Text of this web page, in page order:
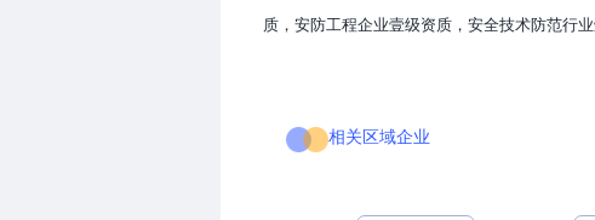
质，安防工程企业壹级资质，安全技术防范行
相关区域企业